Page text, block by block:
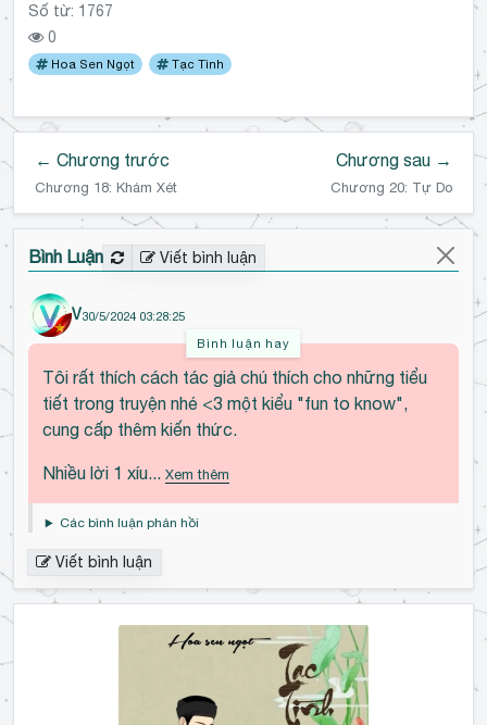
Số từ: 1767
0
Hoa Sen Ngọt Tạc Tình
← Chương trước
Chương 18: Khám Xét
Chương sau →
Chương 20: Tự Do
Bình Luận Viết bình luận
h
V30/5/2024 03:28:25
Bình luận hay
Tôi rất thích cách tác giả chú thích cho những tiểu
tiết trong truyện nhé <3 một kiểu "fun to know",
cung cấp thêm kiến thức.
Nhiều lời 1 xíu... Xem thêm
Các bình luận phản hồi
Viết bình luận